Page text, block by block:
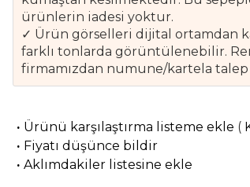
ürünlerin iadesi yoktur.
✓ Ürün görselleri dijital ortamdan
farklı tonlarda görüntülenebilir.
firmamızdan numune/kartela
· Ürünü karşılaştırma listeme ekle (
· Fiyatı düşünce bildir
·Aklımdakiler listesine ekle